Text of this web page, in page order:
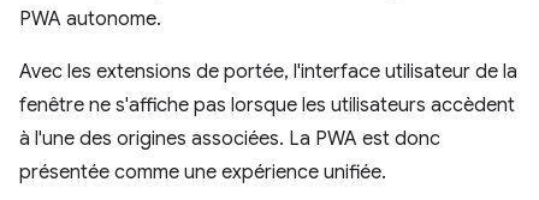
PWA autonome.
Avec les extensions de portée, l'interface utilisateur de la
fenêtre ne s'affiche pas lorsque les utilisateurs accèdent
à l'une des origines associées. La PWA est donc
présentée comme une expérience unifiée.